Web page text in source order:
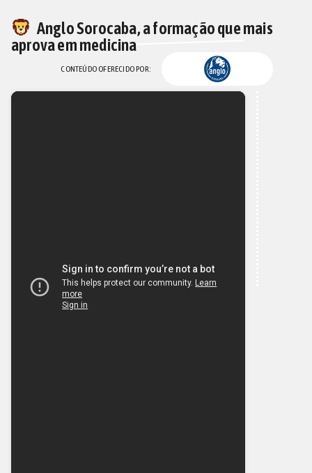
Anglo Sorocaba, a formação que mais
aprova em medicina
CONTEÚDO OFERECIDO POR: